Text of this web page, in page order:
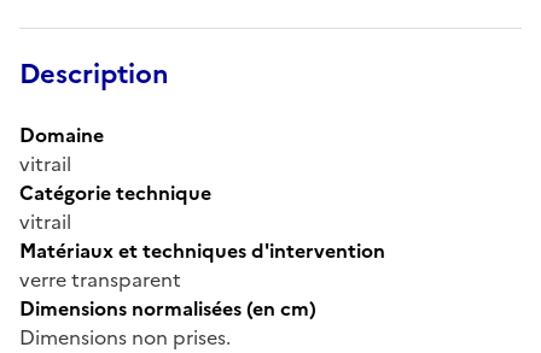
Description
Domaine
vitrail
Catégorie technique
vitrail
Matériaux et techniques d'intervention
verre transparent
Dimensions normalisées (en cm)
Dimensions non prises.